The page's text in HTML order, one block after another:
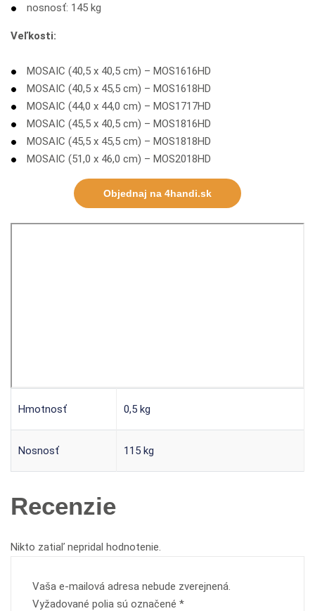
nosnosť: 145 kg
Veľkosti:
MOSAIC (40,5 x 40,5 cm) – MOS1616HD
MOSAIC (40,5 x 45,5 cm) – MOS1618HD
MOSAIC (44,0 x 44,0 cm) – MOS1717HD
MOSAIC (45,5 x 40,5 cm) – MOS1816HD
MOSAIC (45,5 x 45,5 cm) – MOS1818HD
MOSAIC (51,0 x 46,0 cm) – MOS2018HD
Objednaj na 4handi.sk
Hmotnosť 0,5 kg
Nosnosť 115 kg
Recenzie
Nikto zatiaľ nepridal hodnotenie.
Vaša e-mailová adresa nebude zverejnená.
Vyžadované polia sú označené *